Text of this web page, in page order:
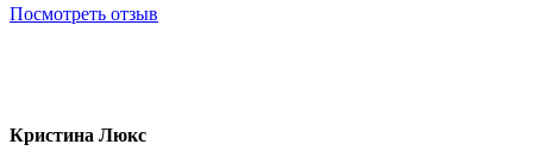
Посмотреть отзыв
Кристина Люкс